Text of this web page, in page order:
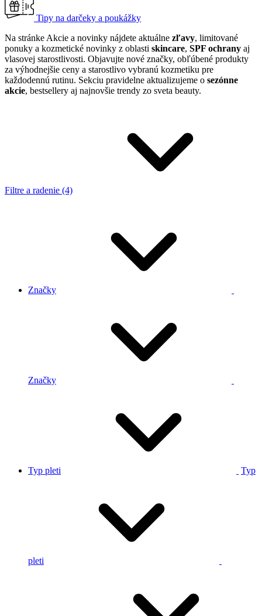
Tipy na darčeky a poukážky
Na stránke Akcie a novinky nájdete aktuálne zľavy, limitované
ponuky a kozmetické novinky z oblasti skincare, SPF ochrany aj
vlasovej starostlivosti. Objavujte nové značky, obľúbené produkty
za výhodnejšie ceny a starostlivo vybranú kozmetiku pre
každodennú rutinu. Sekciu pravidelne aktualizujeme o sezónne
akcie, bestsellery aj najnovšie trendy zo sveta beauty.
Filtre a radenie (4)
Značky
Značky
Typ pleti Typ
pleti